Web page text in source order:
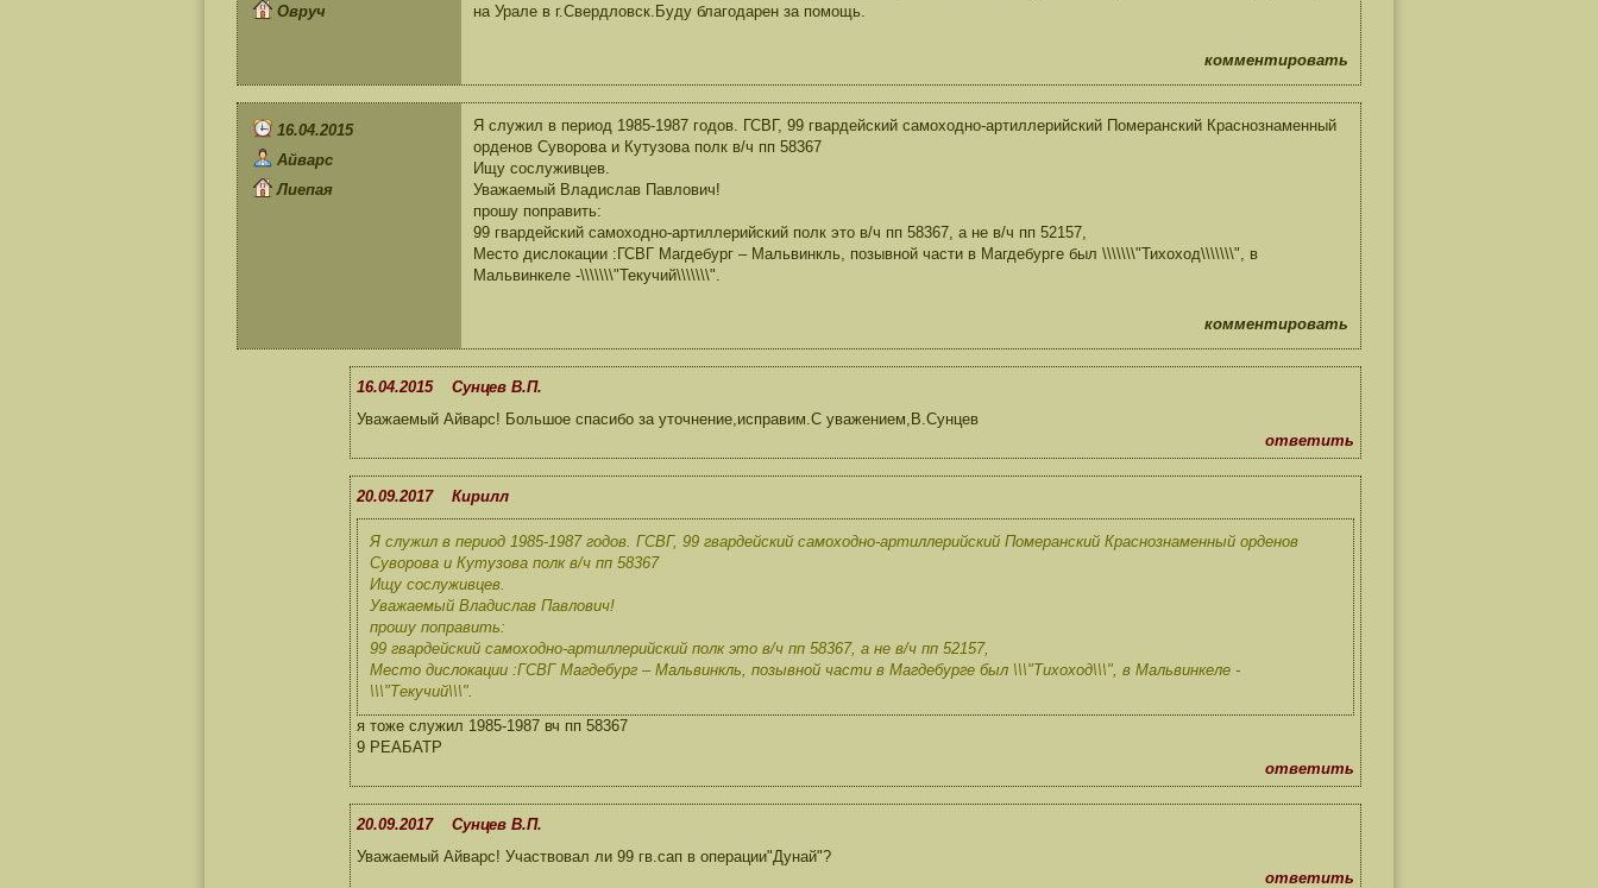
Овруч
на Урале в г.Свердловск.Буду благодарен за помощь.
комментировать
16.04.2015
Айварс
Лиепая
Я служил в период 1985-1987 годов. ГСВГ, 99 гвардейский самоходно-артиллерийский Померанский Краснознаменный
орденов Суворова и Кутузова полк в/ч пп 58367
Ищу сослуживцев.
Уважаемый Владислав Павлович!
прошу поправить:
99 гвардейский самоходно-артиллерийский полк это в/ч пп 58367, а не в/ч пп 52157,
Место дислокации :ГСВГ Магдебург – Мальвинкль, позывной части в Магдебурге был \\\\\\\"Тихоход\\\\\\\", в
Мальвинкеле -\\\\\\\"Текучий\\\\\\\".
комментировать
16.04.2015 Сунцев В.П.
Уважаемый Айварс! Большое спасибо за уточнение,исправим.С уважением,В.Сунцев
ответить
20.09.2017 Кирилл
Я служил в период 1985-1987 годов. ГСВГ, 99 гвардейский самоходно-артиллерийский Померанский Краснознаменный орденов
Суворова и Кутузова полк в/ч пп 58367
Ищу сослуживцев.
Уважаемый Владислав Павлович!
прошу поправить:
99 гвардейский самоходно-артиллерийский полк это в/ч пп 58367, а не в/ч пп 52157,
Место дислокации :ГСВГ Магдебург – Мальвинкль, позывной части в Магдебурге был \\\"Тихоход\\\", в Мальвинкеле -
\\\"Текучий\\\".
я тоже служил 1985-1987 вч пп 58367
9 РЕАБАТР
ответить
20.09.2017 Сунцев В.П.
Уважаемый Айварс! Участвовал ли 99 гв.сап в операции"Дунай"?
ответить